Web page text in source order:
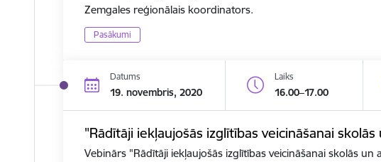
Zemgales reģionālais koordinators.
Pasākumi
Datums
19. novembris, 2020
Laiks
16.00–17.00
"Rādītāji iekļaujošās izglītības veicināšanai
Vebinārs "Rādītāji iekļaujošās izglītības veicināšanai skolās